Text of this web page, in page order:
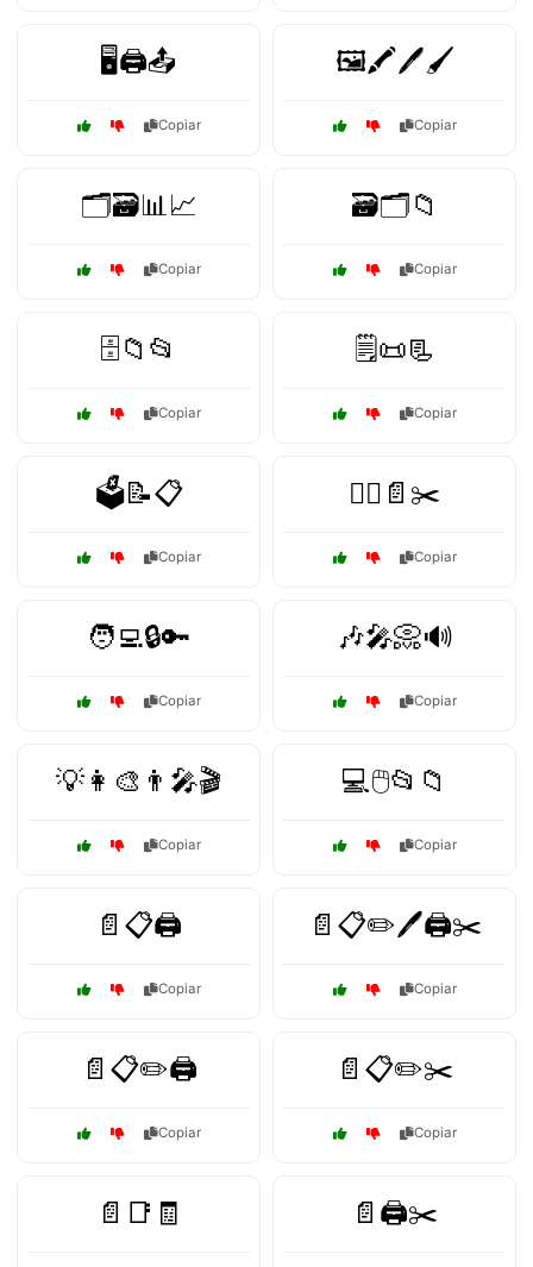
🖥️🖨️📤
Copiar
🖼️🖍️🖊️🖌️
Copiar
🗂️🗃️📊📈
Copiar
🗃️🗂️📁
Copiar
🗄️📁📂
Copiar
🗒️📜📃
Copiar
🗳️📝📋
Copiar
🦹‍♂️📄✂️
Copiar
🧑‍💻🔒🔑
Copiar
🎶🎤📀🔊
Copiar
💡👩‍🎨👨‍🎤🎬
Copiar
💻🖱️📂📁
Copiar
📄📋🖨️
Copiar
📄📋✏️🖊️🖨️✂️
Copiar
📄📋✏️🖨️
Copiar
📄📋✏️✂️
Copiar
📄📑🧾 📄🖨️✂️